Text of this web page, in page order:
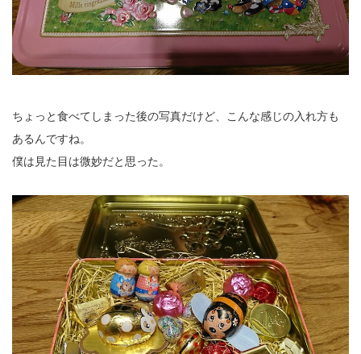
ちょっと食べてしまった後の写真だけど、こんな感じの入れ方も
あるんですね。
僕は見た目は微妙だと思った。